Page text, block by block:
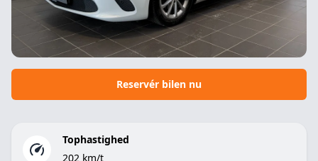
Reservér bilen nu
Tophastighed
202 km/t